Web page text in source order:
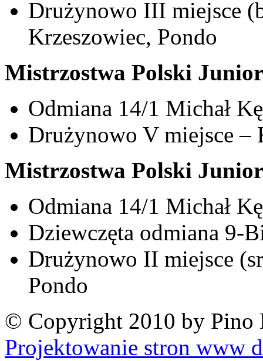
Drużynowo III miejsce
Krzeszowiec, Pondo
Mistrzostwa Polski
Odmiana 14/1 Michał
Drużynowo V miejsce –
Mistrzostwa Polski
Odmiana 14/1 Michał
Dziewczęta odmiana 9-
Drużynowo II miejsce
Pondo
© Copyright 2010 by Pino
Projektowanie stron www